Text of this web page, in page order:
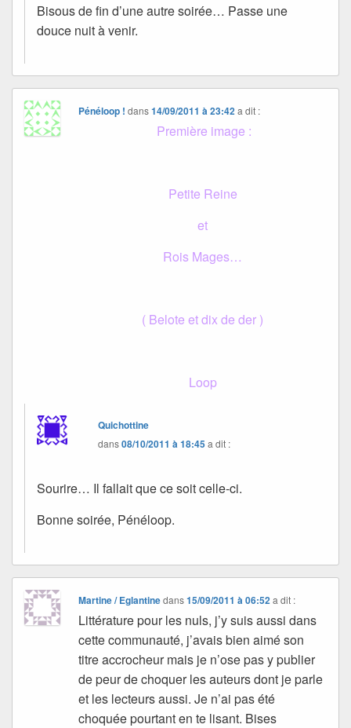
Bisous de fin d’une autre soirée… Passe une
douce nuit à venir.
Pénéloop ! dans14/09/2011 à 23:42 a dit :
Première image :
Petite Reine
et
Rois Mages…
( Belote et dix de der )
Loop
Quichottine
dans08/10/2011 à 18:45a dit :
Sourire… Il fallait que ce soit celle-ci.
Bonne soirée, Pénéloop.
Martine / Eglantinedans15/09/2011 à 06:52 a dit :
Littérature pour les nuls, j’y suis aussi dans
cette communauté, j’avais bien aimé son
titre accrocheur mais je n’ose pas y publier
de peur de choquer les auteurs dont je parle
et les lecteurs aussi. Je n’ai pas été
choquée pourtant en te lisant. Bises